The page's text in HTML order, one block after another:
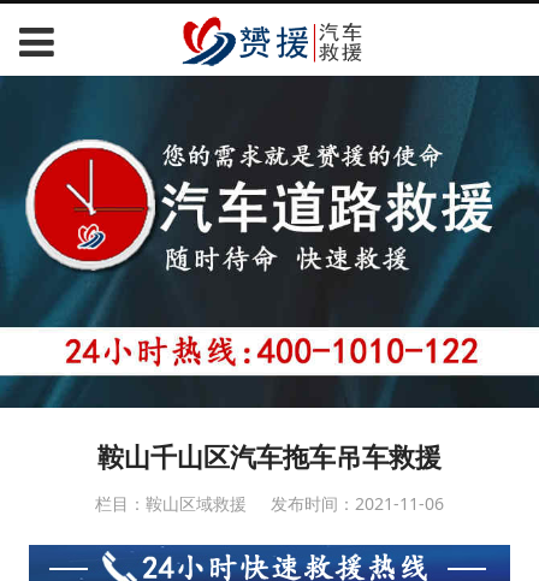
鞍山千山区汽车拖车吊车救援
栏目：鞍山区域救援 发布时间：2021-11-06